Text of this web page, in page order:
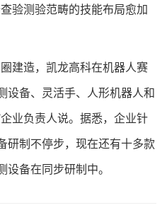
验测验范畴的技能布局愈加
造，凯龙高科在机器人赛
设备、灵活手、人形机器人和
业负责人说。据悉，企业针
研制不停步，现在还有十多款
备在同步研制中。